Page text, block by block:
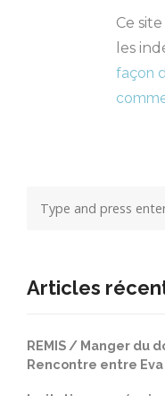
Ce
les
façon
Articles
REMIS / Manger du
Rencontre entre